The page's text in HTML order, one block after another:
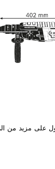
على مزيد من